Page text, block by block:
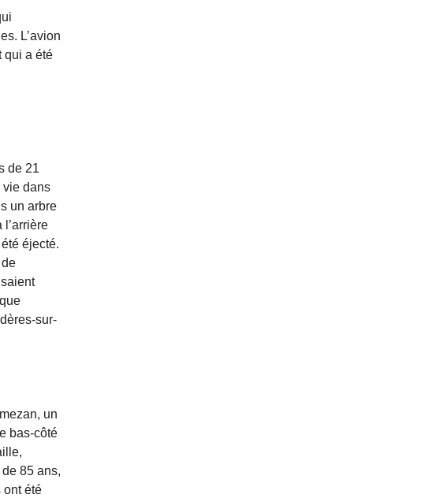
L’avion
qui a été
de 21
vie dans
un arbre
éjecté.
sur-
un
bas-côté
85 ans,
ont été